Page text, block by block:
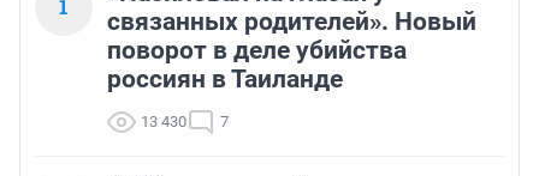
1
связанных родителей». Новый
поворот в деле убийства
россиян в Таиланде
13 430 7